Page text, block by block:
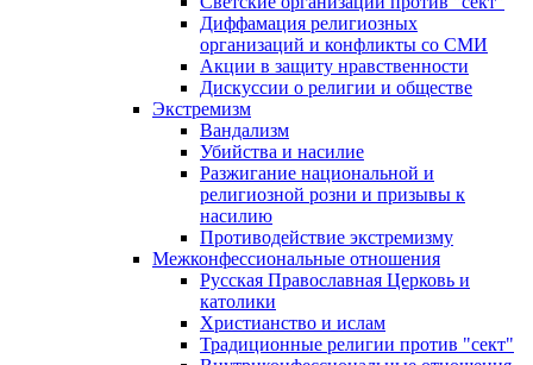
Диффамация религиозных
организаций и конфликты со СМИ
Акции в защиту нравственности
Дискуссии о религии и обществе
Экстремизм
Вандализм
Убийства и насилие
Разжигание национальной и
религиозной розни и призывы к
насилию
Противодействие экстремизму
Межконфессиональные отношения
Русская Православная Церковь и
католики
Христианство и ислам
Традиционные религии против "сект"